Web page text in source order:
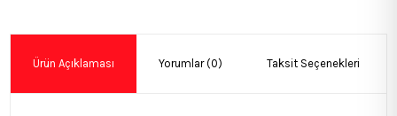
Ürün Açıklaması Yorumlar (0) Taksit Seçenekleri